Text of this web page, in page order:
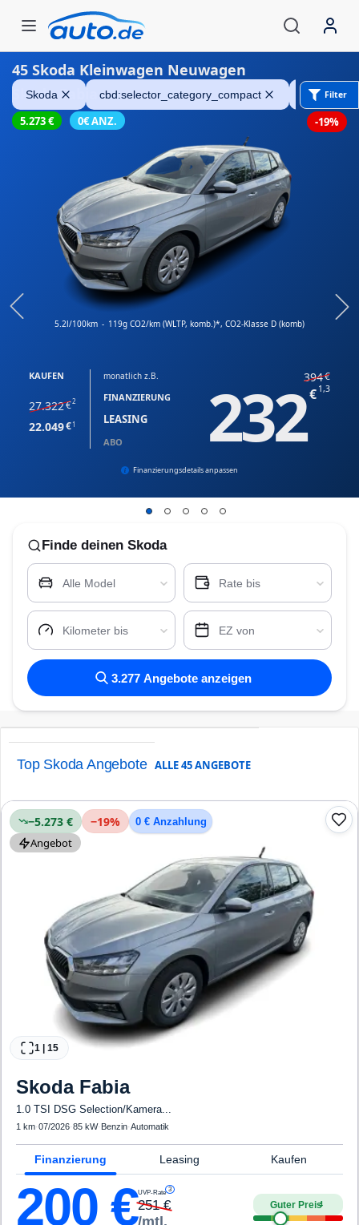
45 Skoda Kleinwagen Neuwagen
Skoda cbd:selector_category_compact Filter
Skoda Fabia
5.273€ 0€ ANZ. -19%
5.2l/100km - 119g CO2/km (WLTP, komb.)*, CO2-Klasse D (komb)
monatlich z.B.
FINANZIERUNG
LEASING
ABO
394
232 1,3
KAUFEN
27.322 2
22.049 1
Finanzierungsdetails anpassen
Finde deinen Skoda
Alle Model Rate bis
Kilometer bis EZ von
3.277 Angebote anzeigen
Top Skoda Angebote ALLE45ANGEBOTE
−5.273 € −19% 0 € Anzahlung
Angebot
1 15
Skoda Fabia
1.0 TSI DSG Selection/Kamera...
1 km·07/2026·85 kW· Benzin·Automatik
Finanzierung Leasing Kaufen
200 €UVP-Rate 3
251€
/mtl.
Guter Preis4